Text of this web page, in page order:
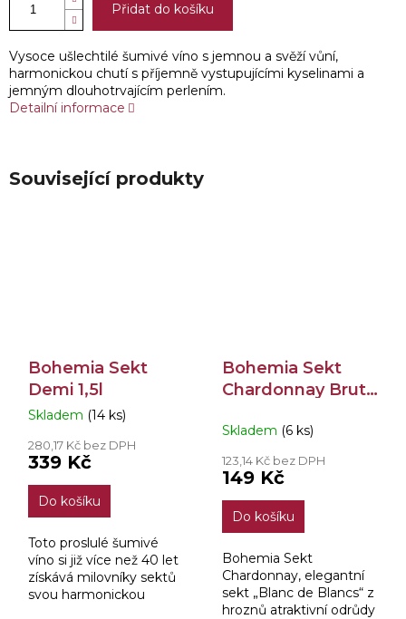
Přidat do košíku
Vysoce ušlechtilé šumivé víno s jemnou a svěží vůní,
harmonickou chutí s příjemně vystupujícími kyselinami a
jemným dlouhotrvajícím perlením.
Detailní informace
Související produkty
Bohemia Sekt
Demi 1,5l
Průměrné
produktu
je
5,0
5
hvězdiček.
Skladem (14 ks)
280,17 Kč bez DPH
339 Kč
Do košíku
Toto proslulé šumivé
víno si již více než 40 let
získává milovníky sektů
svou harmonickou
Bohemia Sekt
Chardonnay Brut
Skladem (6 ks)
123,14 Kč bez DPH
149 Kč
Do košíku
Bohemia Sekt
Chardonnay, elegantní
sekt „Blanc de Blancs“ z
hroznů atraktivní odrůdy